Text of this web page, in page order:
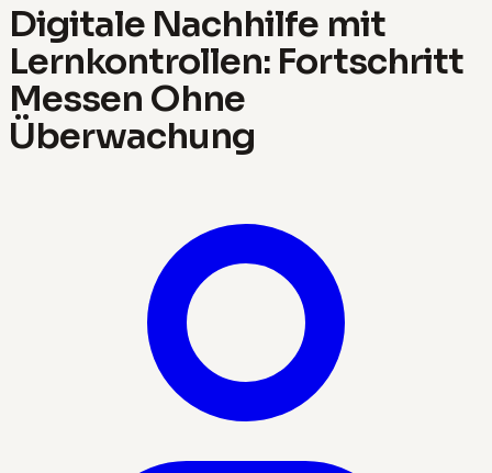
Digitale Nachhilfe mit
Lernkontrollen: Fortschritt
Messen Ohne
Überwachung